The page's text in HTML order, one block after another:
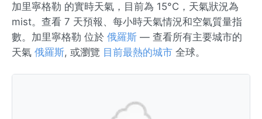
加里寧格勒 的實時天氣，目前為 15°C，天氣狀況為
mist。查看 7 天預報、每小時天氣情況和空氣質量指
數。加里寧格勒 位於 俄羅斯 — 查看所有主要城市的
天氣 俄羅斯, 或瀏覽 目前最熱的城市 全球。